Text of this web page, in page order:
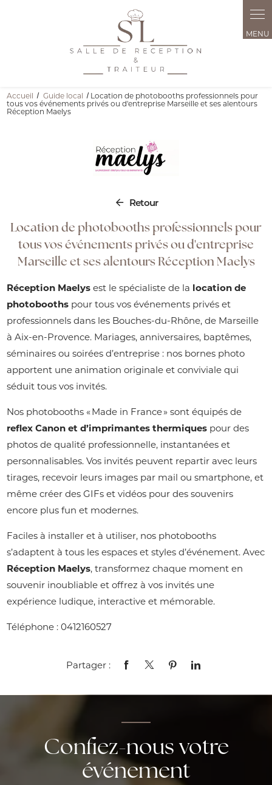
Accueil Guide local
Location de photobooths professionnels pour
tous vos événements privés ou d'entreprise Marseille et ses alentours
Réception Maelys
Retour
Location de photobooths professionnels pour
tous vos événements privés ou d'entreprise
Marseille et ses alentours Réception Maelys
Réception Maelys est le spécialiste de la location de
photobooths pour tous vos événements privés et
professionnels dans les Bouches-du-Rhône, de Marseille
à Aix-en-Provence. Mariages, anniversaires, baptêmes,
séminaires ou soirées d’entreprise : nos bornes photo
apportent une animation originale et conviviale qui
séduit tous vos invités.
Nos photobooths « Made in France » sont équipés de
reflex Canon et d’imprimantes thermiques pour des
photos de qualité professionnelle, instantanées et
personnalisables. Vos invités peuvent repartir avec leurs
tirages, recevoir leurs images par mail ou smartphone, et
même créer des GIFs et vidéos pour des souvenirs
encore plus fun et modernes.
Faciles à installer et à utiliser, nos photobooths
s’adaptent à tous les espaces et styles d’événement. Avec
Réception Maelys, transformez chaque moment en
souvenir inoubliable et offrez à vos invités une
expérience ludique, interactive et mémorable.
Téléphone : 0412160527
Partager :
Confiez-nous votre
événement